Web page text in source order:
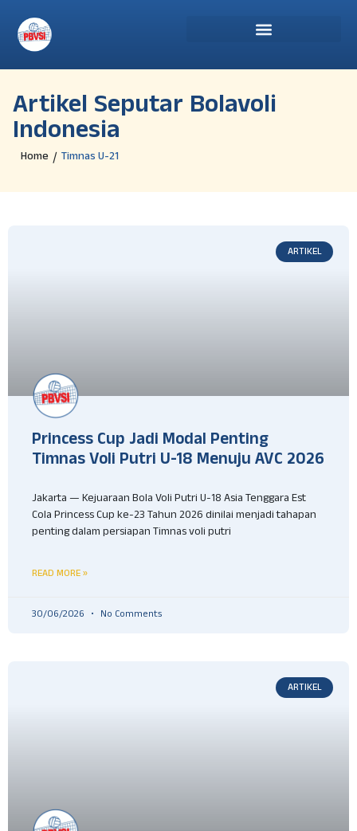
Artikel Seputar Bolavoli
Indonesia
Home / Timnas U-21
ARTIKEL
Princess Cup Jadi Modal Penting
Timnas Voli Putri U-18 Menuju AVC 2026
Jakarta — Kejuaraan Bola Voli Putri U-18 Asia Tenggara Est
Cola Princess Cup ke-23 Tahun 2026 dinilai menjadi tahapan
penting dalam persiapan Timnas voli putri
READ MORE »
30/06/2026 No Comments
ARTIKEL